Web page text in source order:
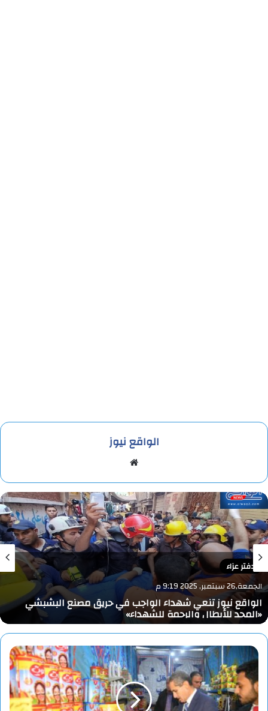
الواقع نيوز
دفتر عزاء
الجمعة,26 سبتمبر, 2025 9:19 م
الواقع نيوز تنعي شهداء الواجب في حريق مصنع البشبشي
«المجد للأبطال والرحمة للشهداء»